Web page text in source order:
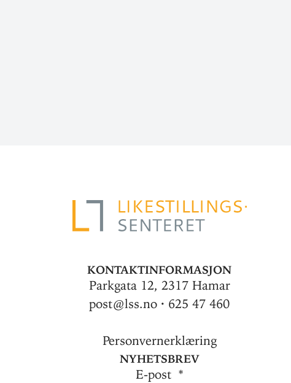
Kontaktinformasjon
Parkgata 12, 2317 Hamar
post@lss.no · 625 47 460
Personvernerklæring
Nyhetsbrev
E-post